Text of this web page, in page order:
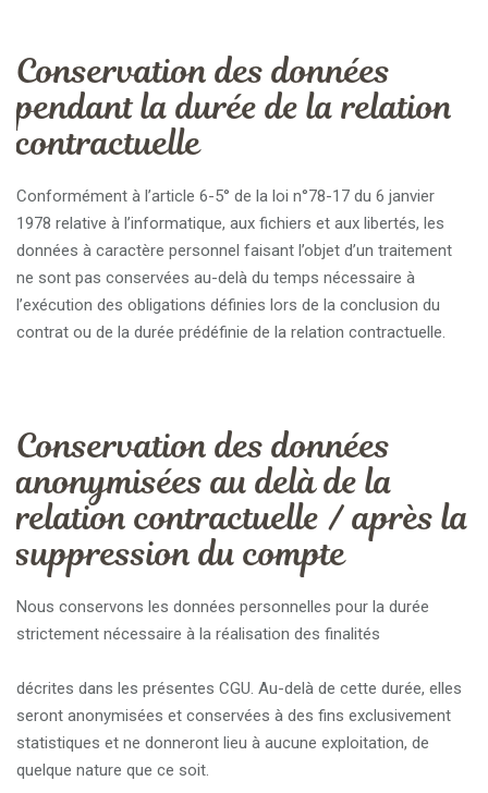
Conservation des données
pendant la durée de la relation
contractuelle
Conformément à l’article 6-5° de la loi n°78-17 du 6 janvier
1978 relative à l’informatique, aux fichiers et aux libertés, les
données à caractère personnel faisant l’objet d’un traitement
ne sont pas conservées au-delà du temps nécessaire à
l’exécution des obligations définies lors de la conclusion du
contrat ou de la durée prédéfinie de la relation contractuelle.
Conservation des données
anonymisées au delà de la
relation contractuelle / après la
suppression du compte
Nous conservons les données personnelles pour la durée
strictement nécessaire à la réalisation des finalités
décrites dans les présentes CGU. Au-delà de cette durée, elles
seront anonymisées et conservées à des fins exclusivement
statistiques et ne donneront lieu à aucune exploitation, de
quelque nature que ce soit.